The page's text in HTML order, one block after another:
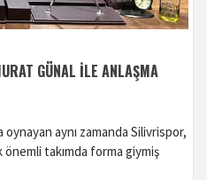
GÜNAL ILE ANLAŞMA
aynı zamanda Silivrispor,
takımda forma giymiş